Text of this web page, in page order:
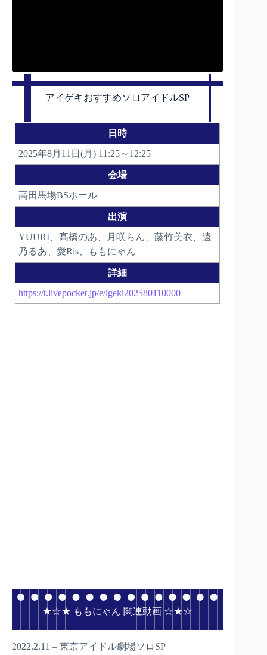
アイゲキおすすめソロアイドルSP
日時
2025年8月11日(月) 11:25～12:25
会場
高田馬場BSホール
出演
YUURI、髙橋のあ、月咲らん、藤竹美衣、遠
乃るあ、愛Ris、ももにゃん
詳細
https://t.livepocket.jp/e/igeki202580110000
★☆★ ももにゃん 関連動画 ☆★☆
2022.2.11 – 東京アイドル劇場ソロSP